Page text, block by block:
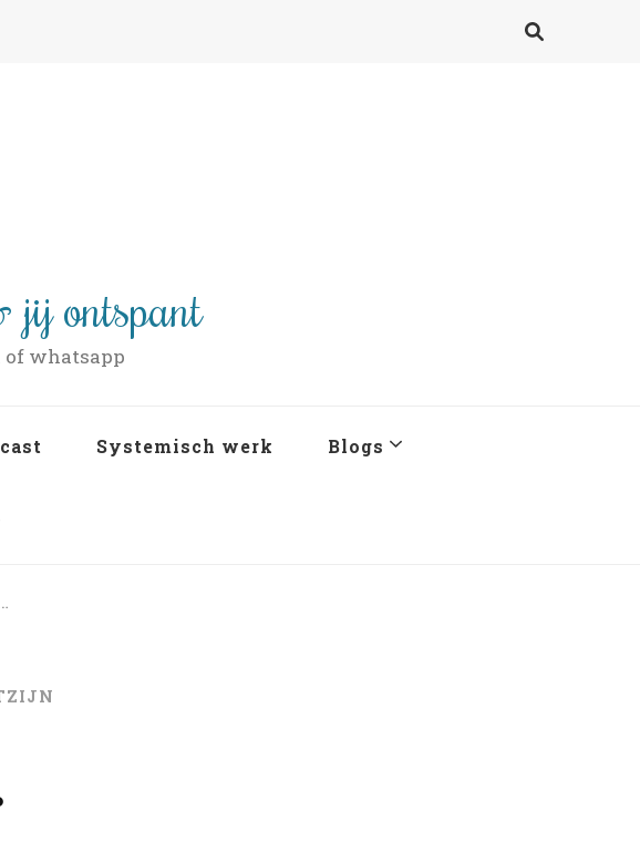
jij ontspant
of whatsapp
Systemisch werk Blogs